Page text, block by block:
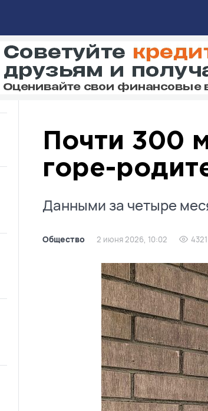
Почти 300
горе-
Данными за четыре
Общество 2 июня 2026, 10:02 4321